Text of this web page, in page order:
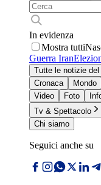
In evidenza
Mostra tutti
Guerra Iran
Tutte le notizie del
Cronaca
Mondo
Video
Foto
Tv & Spettacolo
Chi siamo
Seguici anche su